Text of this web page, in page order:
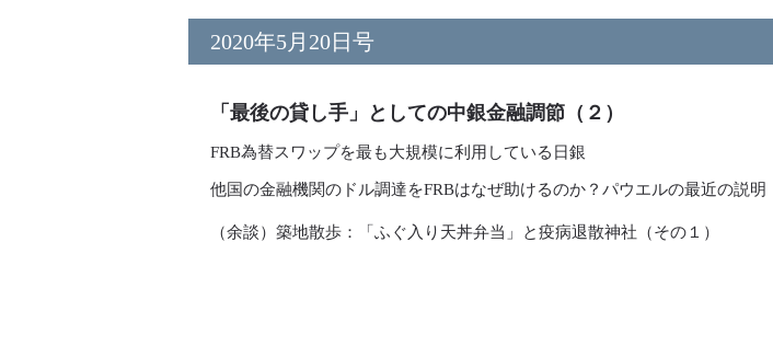
2020年5月20日号
「最後の貸し手」としての中銀金融調節（２）
FRB為替スワップを最も大規模に利用している日銀
他国の金融機関のドル調達をFRBはなぜ助けるのか？パウエルの最近の説明
（余談）築地散歩：「ふぐ入り天丼弁当」と疫病退散神社（その１）